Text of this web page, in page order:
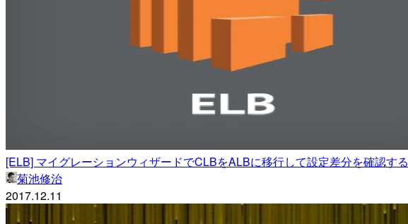
[ELB] マイグレーションウィザードでCLBをALBに移行して設定差分を確認する
菊池修治
2017.12.11